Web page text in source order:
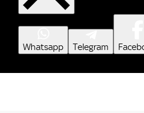
Whatsapp Telegram